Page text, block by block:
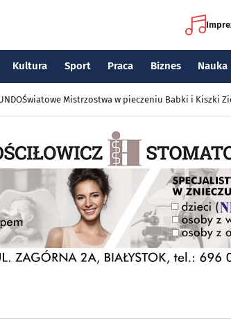
Kultura Sport Praca Biznes Nauka
Światowe Mistrzostwa w pieczeniu Babki i Kiszki